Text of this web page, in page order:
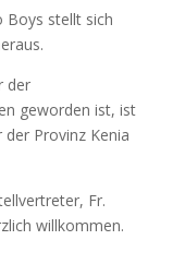
Boys stellt sich
der
geworden ist, ist
Provinz Kenia
Fr.
willkommen.